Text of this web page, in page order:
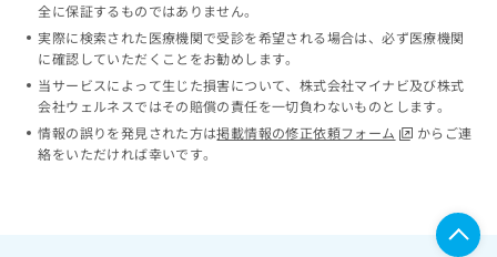
全に保証するものではありません。
実際に検索された医療機関で受診を希望される場合は、必ず医療機関
に確認していただくことをお勧めします。
当サービスによって生じた損害について、株式会社マイナビ及び株式
会社ウェルネスではその賠償の責任を一切負わないものとします。
情報の誤りを発見された方は掲載情報の修正依頼フォーム
からご連
絡をいただければ幸いです。